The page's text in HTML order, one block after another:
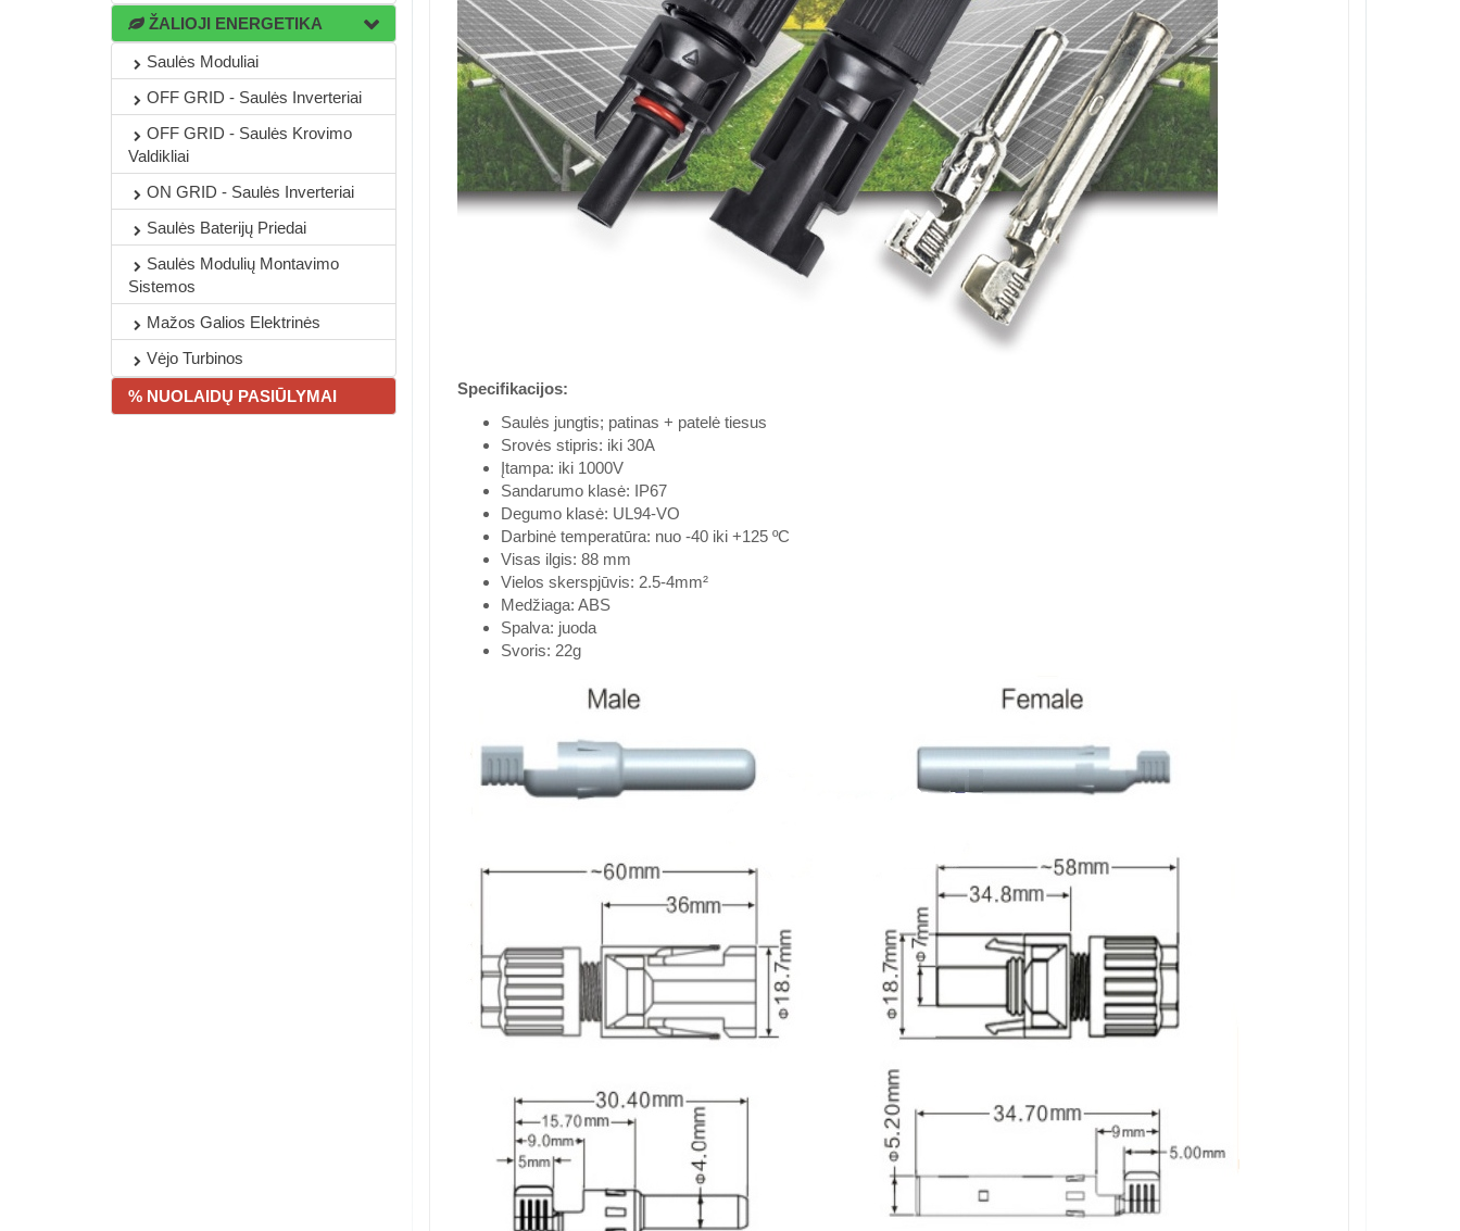
ŽALIOJI ENERGETIKA
Saulės Moduliai
OFF GRID - Saulės Inverteriai
OFF GRID - Saulės Krovimo
Valdikliai
ON GRID - Saulės Inverteriai
Saulės Baterijų Priedai
Saulės Modulių Montavimo
Sistemos
Mažos Galios Elektrinės
Vėjo Turbinos
% NUOLAIDŲ PASIŪLYMAI
Specifikacijos:
Saulės jungtis; patinas + patelė tiesus
Srovės stipris: iki 30A
Įtampa: iki 1000V
Sandarumo klasė: IP67
Degumo klasė: UL94-VO
Darbinė temperatūra: nuo -40 iki +125 ºC
Visas ilgis: 88 mm
Vielos skerspjūvis: 2.5-4mm²
Medžiaga: ABS
Spalva: juoda
Svoris: 22g